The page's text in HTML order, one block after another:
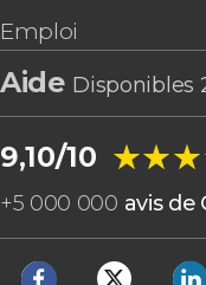
Emploi
Aide Disponibles
9,10/10
+5 000 000 avis de